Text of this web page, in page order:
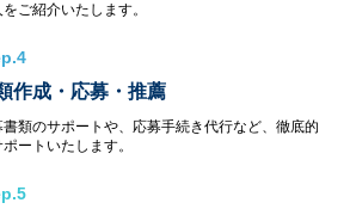
ご紹介いたします。
作成・応募・推薦
書類のサポートや、応募手続き代行など、徹底的
ポートいたします。